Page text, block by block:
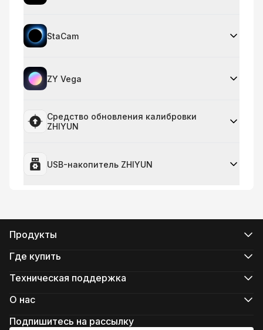
StaCam
ZY Vega
Средство обновления калибровки
ZHIYUN
USB-накопитель ZHIYUN
Продукты
Серия WEEBILL
Серия FIVERAY
Где купить
Авторизованные интернет-магазины
Техническая поддержка
Скачать
Проверить совместимость камеры
О нас
Newsroom
Подпишитесь на рассылку